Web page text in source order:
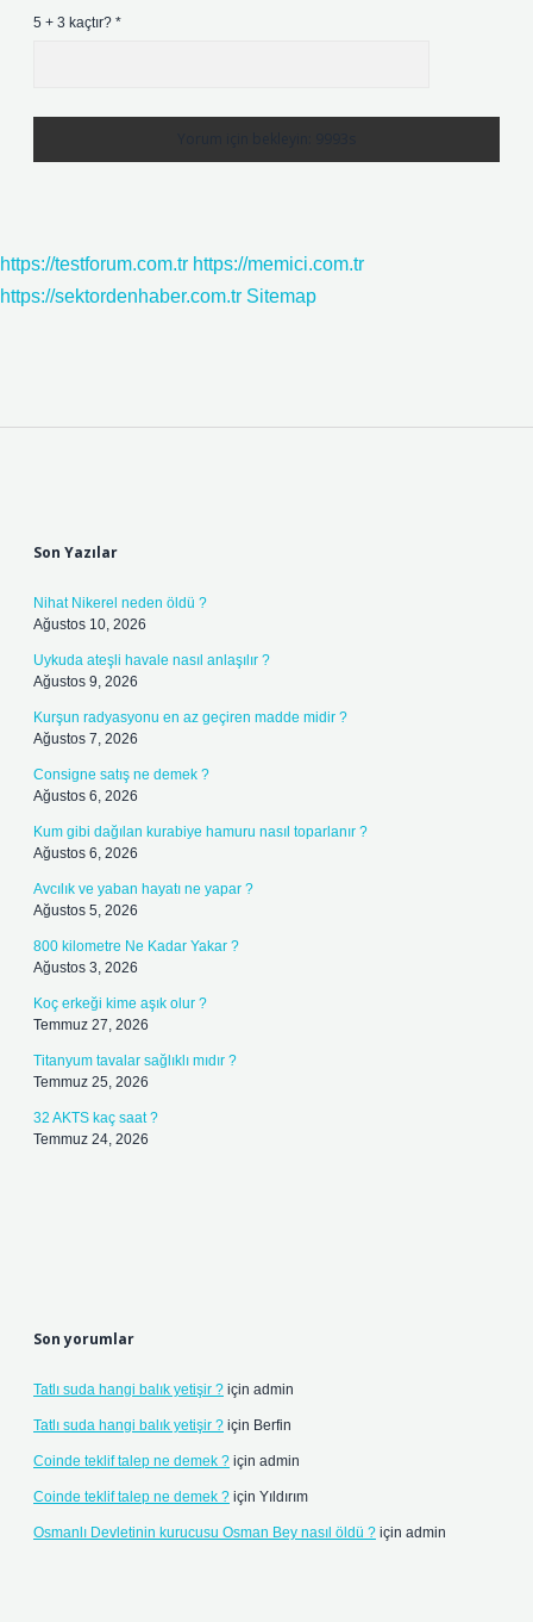
5 + 3 kaçtır? *
https://testforum.com.tr https://memici.com.tr
https://sektordenhaber.com.tr Sitemap
Son Yazılar
Nihat Nikerel neden öldü ?
Ağustos 10, 2026
Uykuda ateşli havale nasıl anlaşılır ?
Ağustos 9, 2026
Kurşun radyasyonu en az geçiren madde midir ?
Ağustos 7, 2026
Consigne satış ne demek ?
Ağustos 6, 2026
Kum gibi dağılan kurabiye hamuru nasıl toparlanır ?
Ağustos 6, 2026
Avcılık ve yaban hayatı ne yapar ?
Ağustos 5, 2026
800 kilometre Ne Kadar Yakar ?
Ağustos 3, 2026
Koç erkeği kime aşık olur ?
Temmuz 27, 2026
Titanyum tavalar sağlıklı mıdır ?
Temmuz 25, 2026
32 AKTS kaç saat ?
Temmuz 24, 2026
Son yorumlar
Tatlı suda hangi balık yetişir ? için admin
Tatlı suda hangi balık yetişir ? için Berfin
Coinde teklif talep ne demek ? için admin
Coinde teklif talep ne demek ? için Yıldırım
Osmanlı Devletinin kurucusu Osman Bey nasıl öldü ? için admin